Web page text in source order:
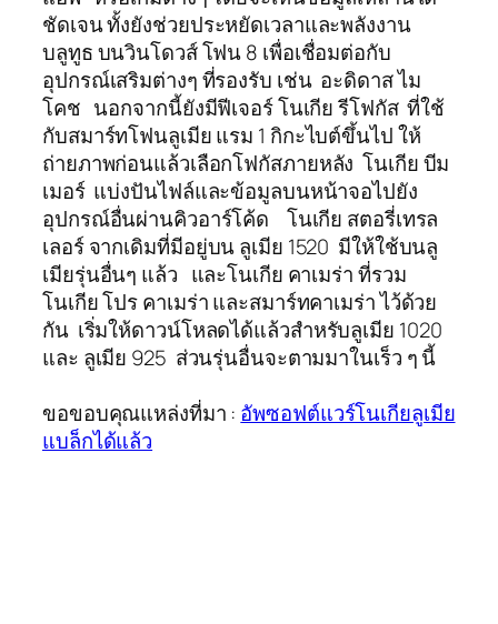
ชัดเจน ทั้งยังช่วยประหยัดเวลาและพลังงาน
บลูทูธ บนวินโดวส์ โฟน 8 เพื่อเชื่อมต่อกับ
อุปกรณ์เสริมต่างๆ ที่รองรับ เช่น อะดิดาส ไม
โคช นอกจากนี้ยังมีฟีเจอร์ โนเกีย รีโฟกัส ที่ใช้
กับสมาร์ทโฟนลูเมีย แรม 1 กิกะไบต์ขึ้นไป ให้
ถ่ายภาพก่อนแล้วเลือกโฟกัสภายหลัง โนเกีย บีม
เมอร์ แบ่งปันไฟล์และข้อมูลบนหน้าจอไปยัง
อุปกรณ์อื่นผ่านคิวอาร์โค้ด โนเกีย สตอรี่เทรล
เลอร์ จากเดิมที่มีอยู่บน ลูเมีย 1520 มีให้ใช้บนลู
เมียรุ่นอื่นๆ แล้ว และโนเกีย คาเมร่า ที่รวม
โนเกีย โปร คาเมร่า และสมาร์ทคาเมร่า ไว้ด้วย
กัน เริ่มให้ดาวน์โหลดได้แล้วสำหรับลูเมีย 1020
และ ลูเมีย 925 ส่วนรุ่นอื่นจะตามมาในเร็ว ๆ นี้
ขอขอบคุณแหล่งที่มา : อัพซอฟต์แวร์โนเกียลูเมีย
แบล็กได้แล้ว